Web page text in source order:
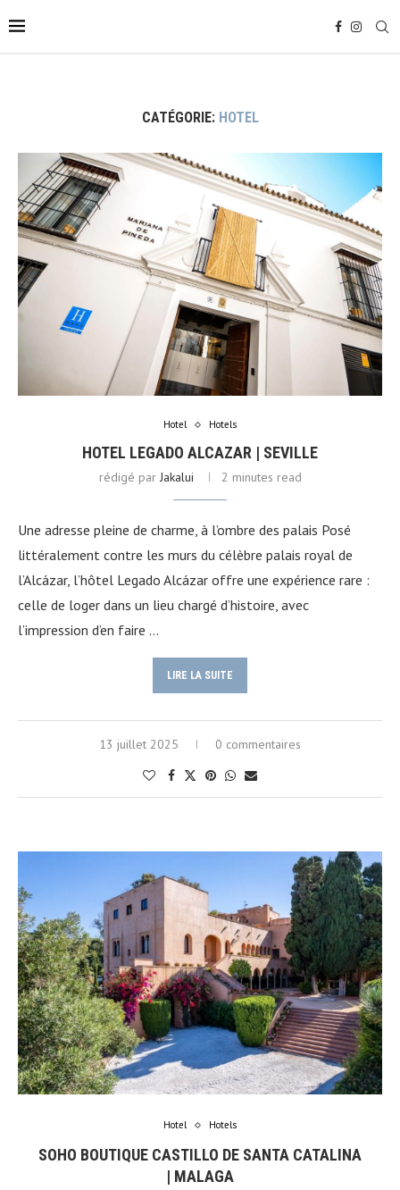
CATÉGORIE: HOTEL
Hotel Hotels
HOTEL LEGADO ALCAZAR | SEVILLE
rédigé par Jakalui 2 minutes read
Une adresse pleine de charme, à l’ombre des palais Posé
littéralement contre les murs du célèbre palais royal de
l’Alcázar, l’hôtel Legado Alcázar offre une expérience rare :
celle de loger dans un lieu chargé d’histoire, avec
l’impression d’en faire …
LIRE LA SUITE
13 juillet 2025 0 commentaires
Hotel Hotels
SOHO BOUTIQUE CASTILLO DE SANTA CATALINA
| MALAGA